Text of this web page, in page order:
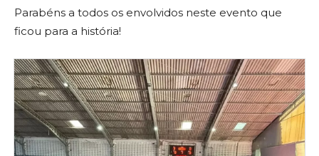
Parabéns a todos os envolvidos neste evento que
ficou para a história!